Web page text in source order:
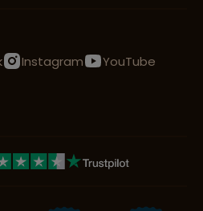
Instagram
YouTube